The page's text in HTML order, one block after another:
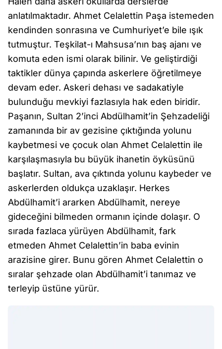
anlatılmaktadır. Ahmet Celalettin Paşa istemeden
kendinden sonrasına ve Cumhuriyet’e bile ışık
tutmuştur. Teşkilat-ı Mahsusa’nın baş ajanı ve
komuta eden ismi olarak bilinir. Ve geliştirdiği
taktikler dünya çapında askerlere öğretilmeye
devam eder. Askeri dehası ve sadakatiyle
bulunduğu mevkiyi fazlasıyla hak eden biridir.
Paşanın, Sultan 2’inci Abdülhamit’in Şehzadeliği
zamanında bir av gezisine çıktığında yolunu
kaybetmesi ve çocuk olan Ahmet Celalettin ile
karşılaşmasıyla bu büyük ihanetin öyküsünü
başlatır. Sultan, ava çıktında yolunu kaybeder ve
askerlerden oldukça uzaklaşır. Herkes
Abdülhamit’i ararken Abdülhamit, nereye
gideceğini bilmeden ormanın içinde dolaşır. O
sırada fazlaca yürüyen Abdülhamit, fark
etmeden Ahmet Celalettin’in baba evinin
arazisine girer. Bunu gören Ahmet Celalettin o
sıralar şehzade olan Abdülhamit’i tanımaz ve
terleyip üstüne yürür.